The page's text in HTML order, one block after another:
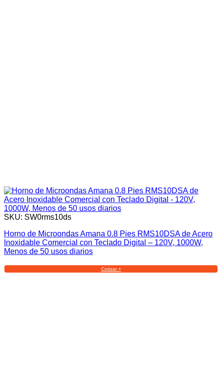
SKU: SW0rms10ds
Horno de Microondas Amana 0.8 Pies RMS10DSA de Acero
Inoxidable Comercial con Teclado Digital – 120V, 1000W,
Menos de 50 usos diarios
Cotizar +